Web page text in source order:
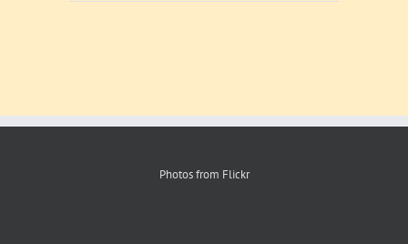
Photos from Flickr